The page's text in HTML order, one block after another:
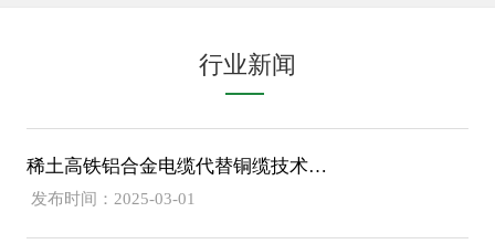
行业新闻
稀土高铁铝合金电缆代替铜缆技术简介
发布时间：2025-03-01